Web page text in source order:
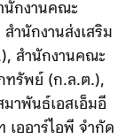
นักงานคณะ
ำนักงานส่งเสริม
สำนักงานคณะ
ทรัพย์ (ก.ล.ต.),
าพันธ์เอสเอ็มอี
เออาร์ไอพี จำกัด